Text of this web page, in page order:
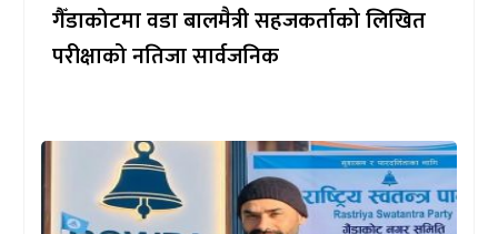
गैँडाकोटमा वडा बालमैत्री सहजकर्ताको लिखित
परीक्षाको नतिजा सार्वजनिक